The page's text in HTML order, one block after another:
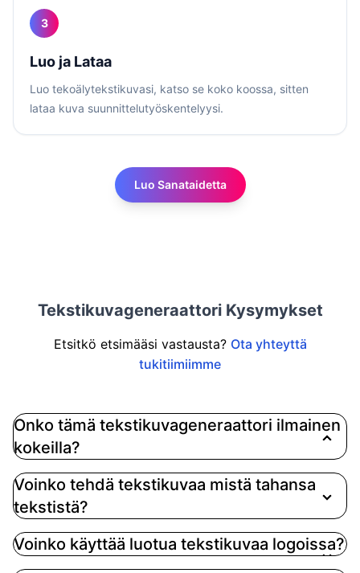
3
Luo ja Lataa
Luo tekoälytekstikuvasi, katso se koko koossa, sitten
lataa kuva suunnittelutyöskentelyysi.
Luo Sanataidetta
Tekstikuvageneraattori Kysymykset
Etsitkö etsimääsi vastausta? Ota yhteyttä
tukitiimiimme
Onko tämä tekstikuvageneraattori ilmainen
kokeilla?
verkossa. Kuvagenerointi voi käyttää tili-
krediittejä suunnitelmasi mukaan.
Voinko tehdä tekstikuvaa mistä tahansa
tekstistä?
Voinko käyttää luotua tekstikuvaa logoissa?